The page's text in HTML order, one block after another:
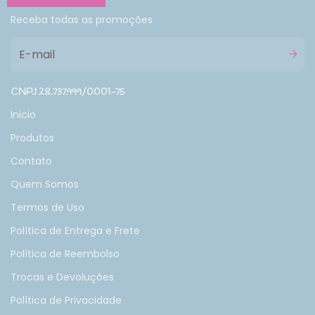
Receba todas as promoções
CNPJ 28.737.999/0001-75
Inicio
Produtos
Contato
Quem Somos
Termos de Uso
Política de Entrega e Frete
Política de Reembolso
Trocas e Devoluções
Política de Privacidade